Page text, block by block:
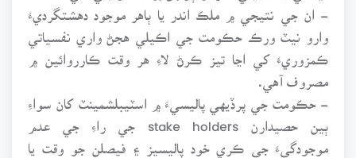
- ان جي نتيجي ۾ ملڪ اندر يا ٻاهر موجود دهشتگرديءَ
وارو نيٽ ورڪ حڪومت جي اڪيلي هجڻ واري نفسياتي
ڪمزوريءَ کي اڃا تيز ڪرڻ لاءِ هر وقت ڪارروائين ۾
مصروف آهي.
- حڪومت جي پرڏيهي پاليسيءَ ۾ اسٽيبلشمينٽ کان سواءِ
ٻين حصيدارن stake holders جي راءِ جي عدم
موجودگيءَ جي ڪري خود پاليسيز ۽ فيصلن جو وقت يا